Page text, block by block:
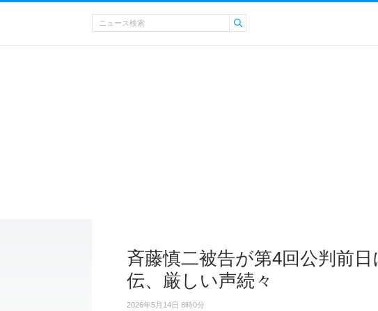
斉藤慎二被告が第4回公判前
伝、厳しい声続々
2026年5月14日 8時0分